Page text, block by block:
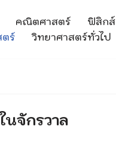
คณิตศาสตร์ ฟิสิกส์
ตร์
วิทยาศาสตร์ทั่วไป
นจักรวาล